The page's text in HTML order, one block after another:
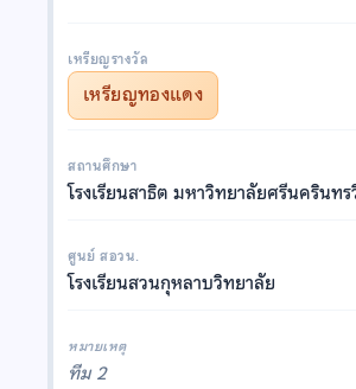
เหรียญรางวัล
เหรียญทองแดง
สถานศึกษา
โรงเรียนสาธิต มหาวิทยาลัยศรีนครินท
ศูนย์ สอวน.
โรงเรียนสวนกุหลาบวิทยาลัย
หมายเหตุ
ทีม 2